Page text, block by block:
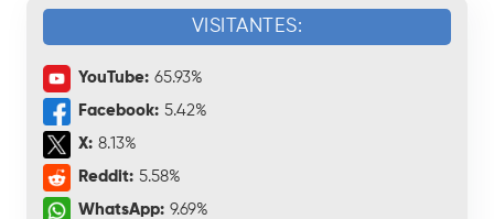
VISITANTES:
YouTube: 65.93%
Facebook: 5.42%
X: 8.13%
Reddit: 5.58%
WhatsApp: 9.69%